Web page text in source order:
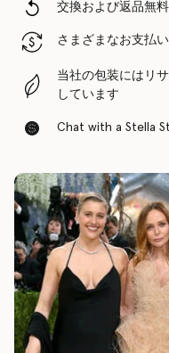
交換および返品無料
さまざまなお支払
当社の包装にはリ
しています
Chat with a Stella